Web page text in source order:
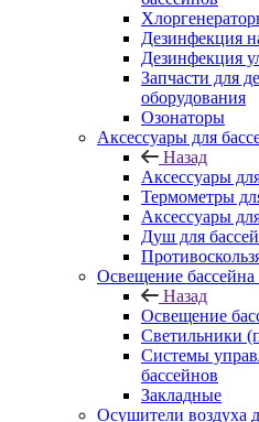
Дезинфекция
Дезинфекция
Запчасти для
оборудования
Озонаторы
Аксессуары для
Назад
Аксессуары
Термометры
Аксессуары
Душ для
Освещение бассейна
Назад
Освещение
Светильники
Системы
бассейнов
Закладные
Осушители воздуха